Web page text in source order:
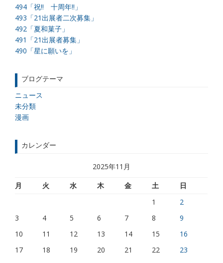
494「祝!! 十周年!!」
493「21出展者二次募集」
492「夏和菓子」
491「21出展者募集」
490「星に願いを」
ブログテーマ
ニュース
未分類
漫画
カレンダー
2025年11月
月
火 水 木 金 土
日
1
2
3
4 5 6 7 8
9
10
11 12 13 14 15
16
17
18 19 20 21 22
23